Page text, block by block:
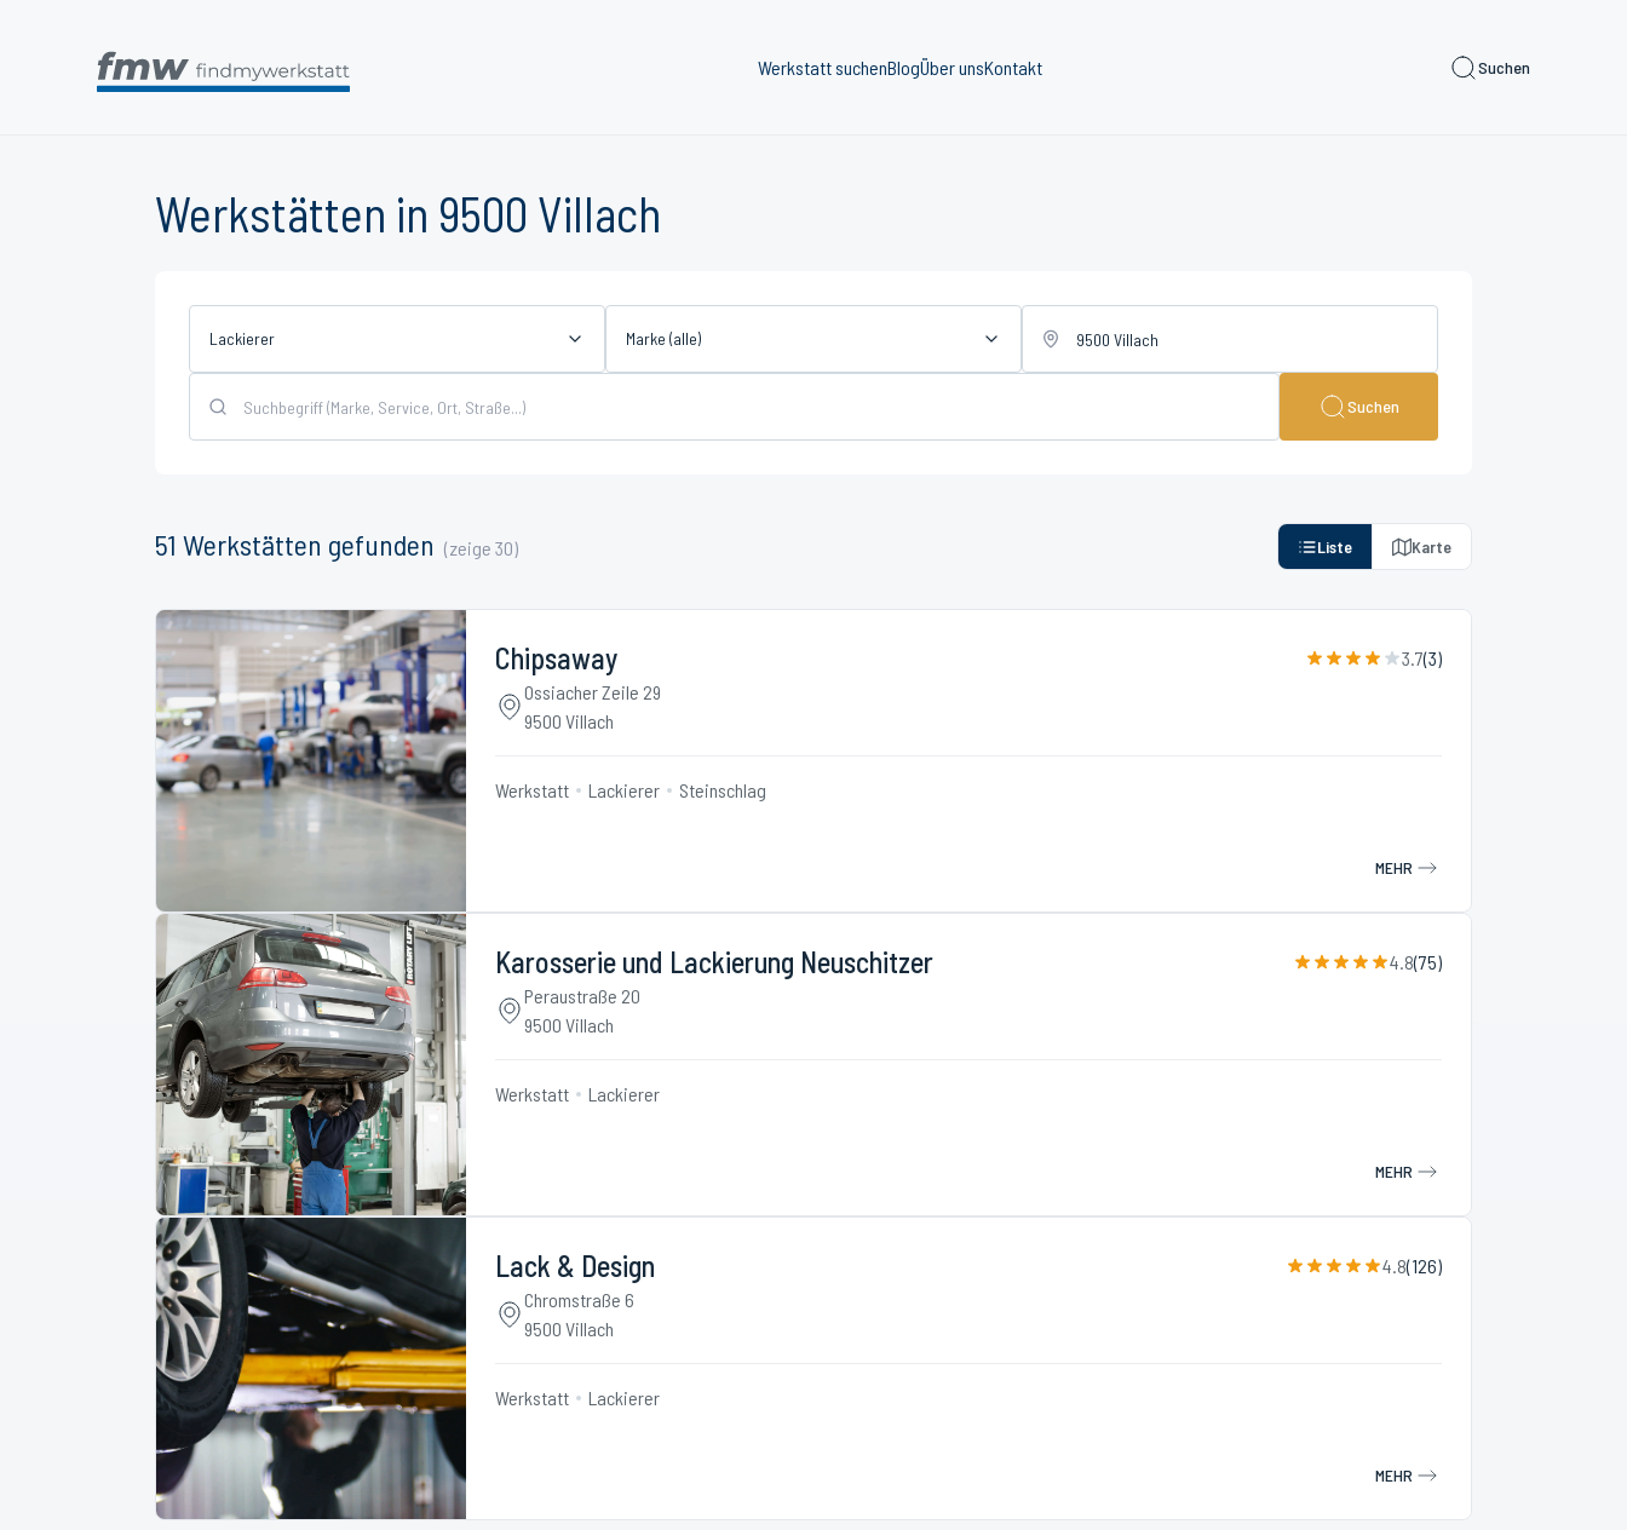
Werkstatt suchenBlogÜber unsKontakt Suchen
Werkstätten in 9500 Villach
Lackierer Marke (alle)
Suchen
51 Werkstätten gefunden (zeige 30) Liste Karte
Chipsaway 3.7(3)
Ossiacher Zeile 29
9500 Villach
Werkstatt Lackierer Steinschlag
MEHR
Karosserie und Lackierung Neuschitzer 4.8(75)
Peraustraße 20
9500 Villach
Werkstatt Lackierer
MEHR
Lack & Design 4.8(126)
Chromstraße 6
9500 Villach
Werkstatt Lackierer
MEHR